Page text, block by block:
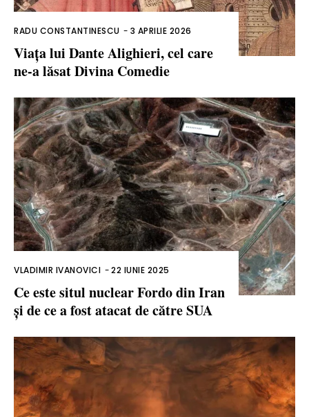
RADU CONSTANTINESCU - 3 APRILIE 2026
Viața lui Dante Alighieri, cel care
ne-a lăsat Divina Comedie
VLADIMIR IVANOVICI -22 IUNIE 2025
Ce este situl nuclear Fordo din Iran
și de ce a fost atacat de către SUA